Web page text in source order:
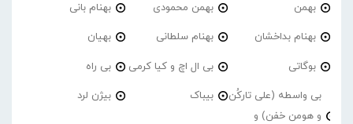
بهمن بهمن محمودی بهنام بانی
بهنام بداخشان بهنام سلطانی بهیان
بوگاتی بی ال اچ و کیا کرمی بی راه
بی واسطه (علی تارکُن
و هومن خفن) و
بیباک بیژن لرد